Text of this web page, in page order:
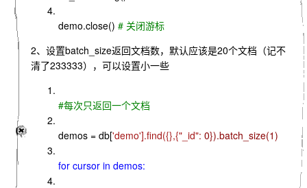
demo.close() # 关闭游标
2、设置batch_size返回文档数，默认应该是20个文档（记不
清了233333），可以设置小一些
#每次只返回一个文档
demos = db['demo'].find({},{"_id": 0}).batch_size(1)
for cursor in demos: